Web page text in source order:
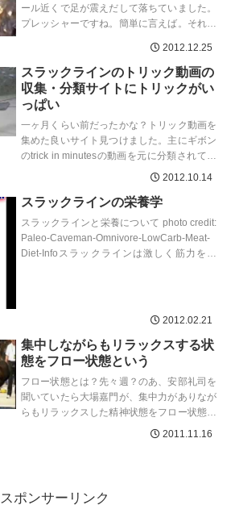
ール近くで足が震えだして落ちていました。
プレッシャーですね。簡単に言えば。それを
2012.12.25
スラックラインのトリック動画の
収集・分類サイトにトリックがい
っぱい
一ヶ月くらい前だったかな？トリック動画を
集めた良いサイト見つけました。主にギボン
のtrick in minutesの動画を元に分類されてい
ます。それ以外のトリックも現在追加中で
2012.10.14
スラックラインの栄養学
スラックラインと栄養について photo credit:
Paleo-Caveman-Omnivore-LowCarb-Meat-
Diet-Infoスラックラインは激しく筋力を使
2012.02.21
集中しながらもリラックスする状
態をフロー状態という
フロー状態とは？先々週？のあ、安部礼司を
聞いていたら大場嘉門が、集中力がありなが
らもリラックスした精神状態をフロー状態と
いうと解説していた。フロー状態は脳と身体
2011.11.16
スポンサーリンク